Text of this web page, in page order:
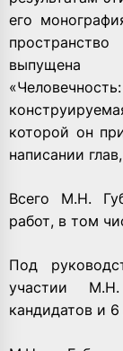
его
выпущена
которой он
написании
Всего М.Н.
работ, в том
Под
участии
кандидатов и